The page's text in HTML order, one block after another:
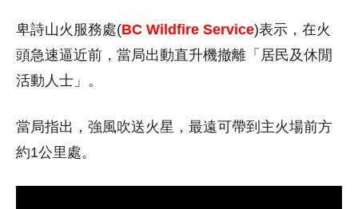
卑詩山火服務處(BC Wildfire Service)表示，在火
頭急速逼近前，當局出動直升機撤離「居民及休閒
活動人士」。
當局指出，強風吹送火星，最遠可帶到主火場前方
約1公里處。